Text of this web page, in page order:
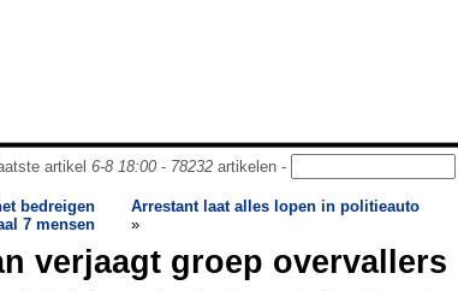
artikel 6-8 18:00- 78232artikelen -
bedreigen
7 mensen
Arrestant laat alles lopen in politieauto
»
verjaagt groep overvallers